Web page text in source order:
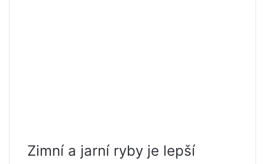
Zimní a jarní ryby je lepší